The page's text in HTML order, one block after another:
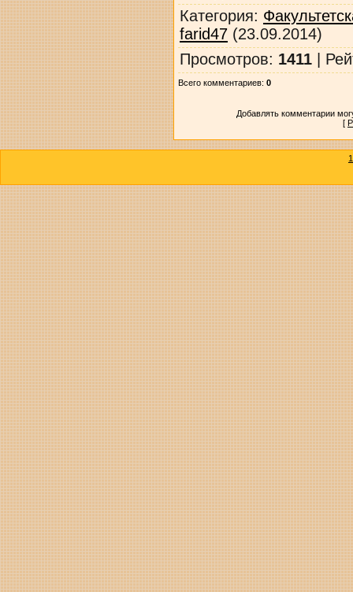
Категория:
farid47(23.09.2014)
Просмотров: 1411|
Всего комментариев: 0
Добавлять комментарии
[